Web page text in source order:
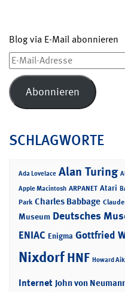
Blog via E-Mail abonnieren
E-
Mail-
Adresse
Abonnieren
SCHLAGWORTE
Ada Lovelace Alan Turing
Apple Macintosh ARPANET Atari
Park Charles Babbage
Museum Deutsches
ENIAC Enigma Gottfried
NixdorfHNF Howard
Internet John von